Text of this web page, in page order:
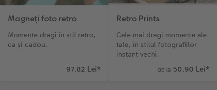
Magneți foto retro
Momente dragi în stil retro,
ca și cadou.
97.82 Lei*
Retro Prints
Cele mai dragi momente ale
tale, în stilul fotografiilor
instant vechi.
de la 50.90 Lei*